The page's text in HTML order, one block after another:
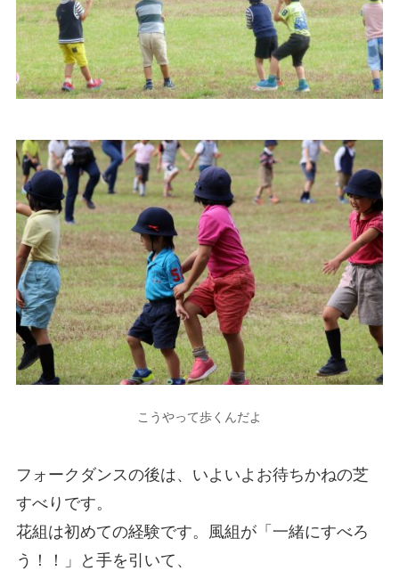
こうやって歩くんだよ
フォークダンスの後は、いよいよお待ちかねの芝
すべりです。
花組は初めての経験です。風組が「一緒にすべろ
う！！」と手を引いて、